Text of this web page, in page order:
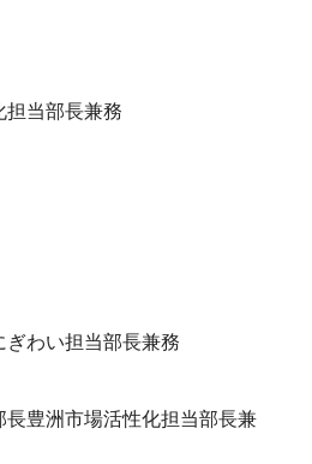
担当部長兼務
わい担当部長兼務
豊洲市場活性化担当部長兼